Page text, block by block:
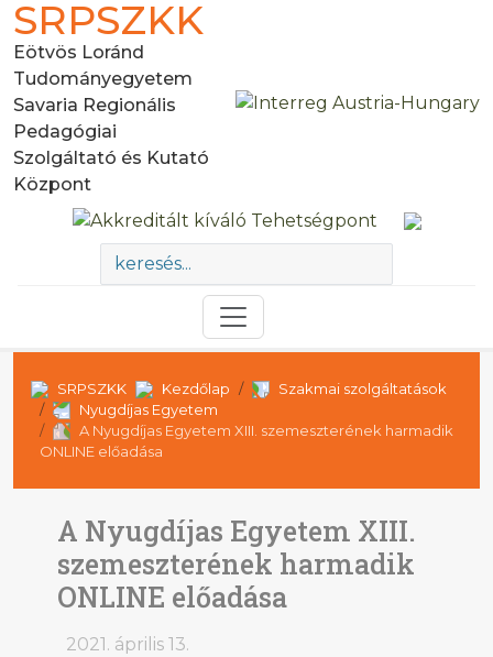
SRPSZKK
Eötvös Loránd
Tudományegyetem
Savaria Regionális
Pedagógiai
Szolgáltató és Kutató
Központ
SRPSZKK Kezdőlap
Szakmai szolgáltatások
Nyugdíjas Egyetem
A Nyugdíjas Egyetem XIII. szemeszterének harmadik
ONLINE előadása
A Nyugdíjas Egyetem XIII.
szemeszterének harmadik
ONLINE előadása
2021. április 13.